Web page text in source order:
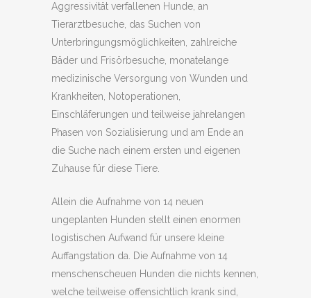
Aggressivität verfallenen Hunde, an
Tierarztbesuche, das Suchen von
Unterbringungsmöglichkeiten, zahlreiche
Bäder und Frisörbesuche, monatelange
medizinische Versorgung von Wunden und
Krankheiten, Notoperationen,
Einschläferungen und teilweise jahrelangen
Phasen von Sozialisierung und am Ende an
die Suche nach einem ersten und eigenen
Zuhause für diese Tiere.
Allein die Aufnahme von 14 neuen
ungeplanten Hunden stellt einen enormen
logistischen Aufwand für unsere kleine
Auffangstation da. Die Aufnahme von 14
menschenscheuen Hunden die nichts kennen,
welche teilweise offensichtlich krank sind,